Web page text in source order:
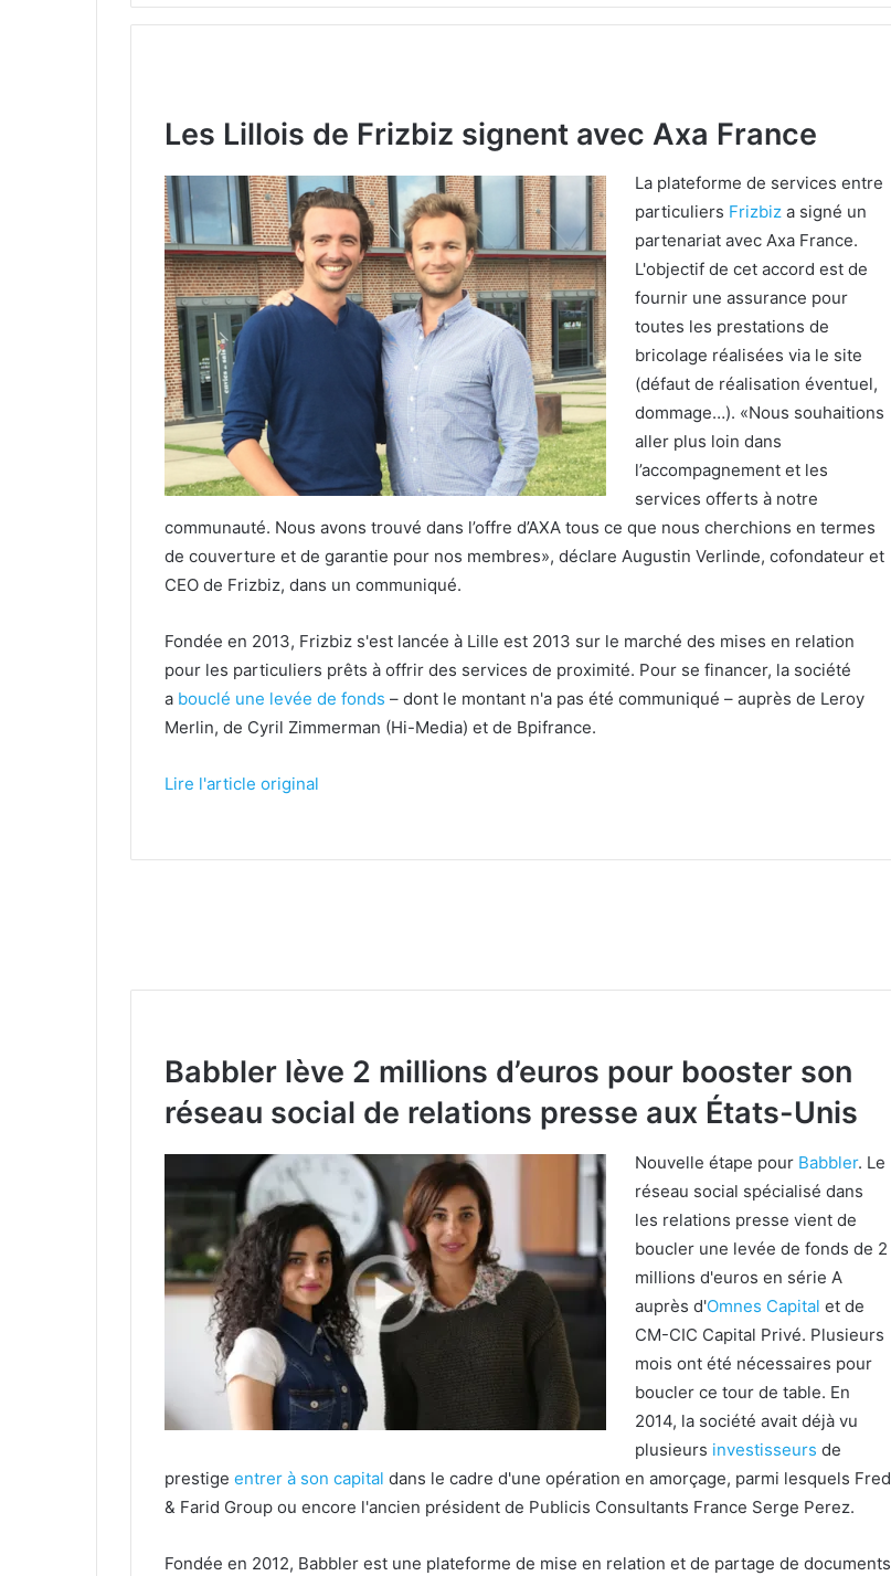
Les Lillois de Frizbiz signent avec Axa France
La plateforme de services entre
particuliers Frizbiz a signé un
partenariat avec Axa France.
L'objectif de cet accord est de
fournir une assurance pour
toutes les prestations de
bricolage réalisées via le site
(défaut de réalisation éventuel,
dommage…). «Nous souhaitions
aller plus loin dans
l’accompagnement et les
services offerts à notre
communauté. Nous avons trouvé dans l’offre d’AXA tous ce que nous cherchions en termes
de couverture et de garantie pour nos membres», déclare Augustin Verlinde, cofondateur et
CEO de Frizbiz, dans un communiqué.
Fondée en 2013, Frizbiz s'est lancée à Lille est 2013 sur le marché des mises en relation
pour les particuliers prêts à offrir des services de proximité. Pour se financer, la société
a bouclé une levée de fonds – dont le montant n'a pas été communiqué – auprès de Leroy
Merlin, de Cyril Zimmerman (Hi-Media) et de Bpifrance.
Lire l'article original
Babbler lève 2 millions d’euros pour booster son
réseau social de relations presse aux États-Unis
Nouvelle étape pour Babbler. Le
réseau social spécialisé dans
les relations presse vient de
boucler une levée de fonds de 2
millions d'euros en série A
auprès d'Omnes Capital et de
CM-CIC Capital Privé. Plusieurs
mois ont été nécessaires pour
boucler ce tour de table. En
2014, la société avait déjà vu
plusieurs investisseurs de
prestige entrer à son capital dans le cadre d'une opération en amorçage, parmi lesquels Fred
& Farid Group ou encore l'ancien président de Publicis Consultants France Serge Perez.
Fondée en 2012, Babbler est une plateforme de mise en relation et de partage de documents